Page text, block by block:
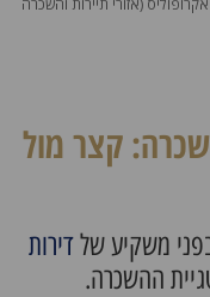
קצר מול
משקיע שלדירות
ההשכרה.